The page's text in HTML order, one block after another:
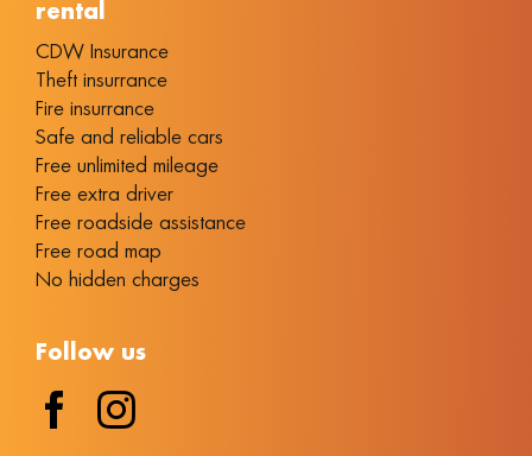
rental
CDW Insurance
Theft insurrance
Fire insurrance
Safe and reliable cars
Free unlimited mileage
Free extra driver
Free roadside assistance
Free road map
No hidden charges
Follow us